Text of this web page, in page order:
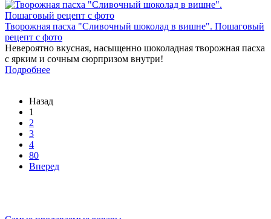
Творожная пасха "Сливочный шоколад в вишне". Пошаговый
рецепт с фото
Невероятно вкусная, насыщенно шоколадная творожная пасха
с ярким и сочным сюрпризом внутри!
Подробнее
Назад
1
2
3
4
80
Вперед